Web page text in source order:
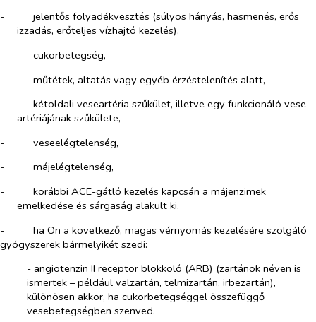
-​
jelentős folyadékvesztés (súlyos hányás, hasmenés, erős
izzadás, erőteljes vízhajtó kezelés),
-​
cukorbetegség,
-​
műtétek, altatás vagy egyéb érzéstelenítés alatt,
-​
kétoldali veseartéria szűkület, illetve egy funkcionáló vese
artériájának szűkülete,
-​
veseelégtelenség,
-​
májelégtelenség,
-​
korábbi ACE-gátló kezelés kapcsán a májenzimek
emelkedése és sárgaság alakult ki.
-​
ha Ön a következő, magas vérnyomás kezelésére szolgáló
gyógyszerek bármelyikét szedi:
- angiotenzin II receptor blokkoló (ARB) (zartánok néven is
ismertek – például valzartán, telmizartán, irbezartán),
különösen akkor, ha cukorbetegséggel összefüggő
vesebetegségben szenved.